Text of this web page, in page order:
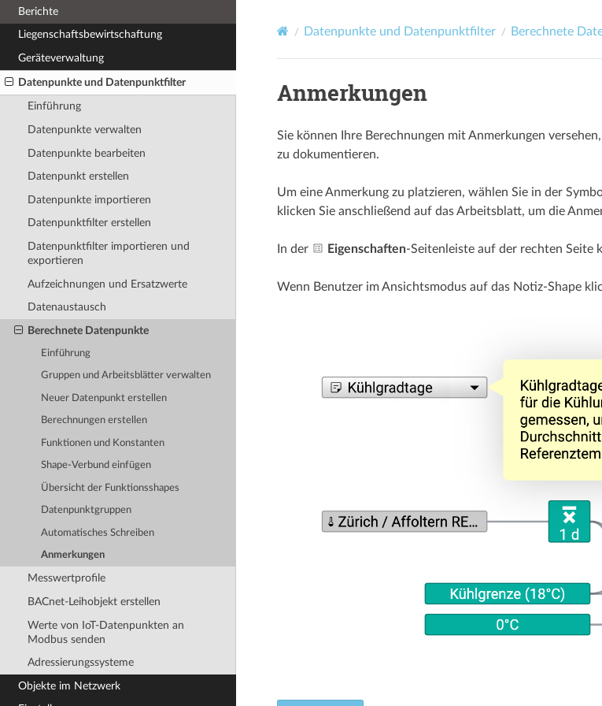
Berichte
Liegenschafts­­bewirtschaftung
Geräteverwaltung
Datenpunkte und Datenpunktfilter
Einführung
Datenpunkte verwalten
Datenpunkte bearbeiten
Datenpunkt erstellen
Datenpunkte importieren
Datenpunktfilter erstellen
Datenpunktfilter importieren und
exportieren
Aufzeichnungen und Ersatzwerte
Datenaustausch
Berechnete Datenpunkte
Einführung
Gruppen und Arbeitsblätter verwalten
Neuer Datenpunkt erstellen
Berechnungen erstellen
Funktionen und Konstanten
Shape-Verbund einfügen
Übersicht der Funktionsshapes
Datenpunktgruppen
Automatisches Schreiben
Anmerkungen
Messwertprofile
BACnet-Leihobjekt erstellen
Werte von IoT-Datenpunkten an
Modbus senden
Adressierungssysteme
Objekte im Netzwerk
Datenpunkte und Datenpunktfilter Berechnete
Anmerkungen
Sie können Ihre Berechnungen mit Anmerkungen
zu dokumentieren.
Um eine Anmerkung zu platzieren, wählen Sie in der
klicken Sie anschließend auf das Arbeitsblatt, um die
In der Eigenschaften-Seitenleiste auf der rechten Seite
Wenn Benutzer im Ansichtsmodus auf das Notiz-Shape